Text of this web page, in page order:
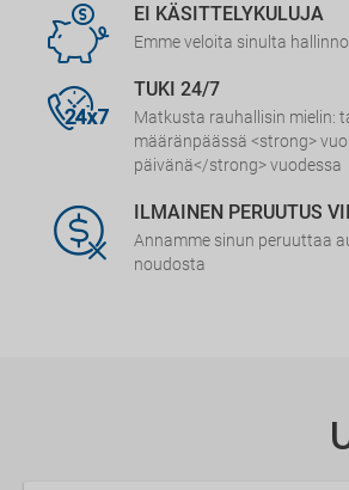
EI KÄSITTELYKULUJA
Emme veloita sinulta
TUKI 24/7
Matkusta rauhallisin mielin:
määränpäässä <strong>
päivänä</strong> vuodessa
ILMAINEN PERUUTUS
Annamme sinun peruuttaa
noudosta